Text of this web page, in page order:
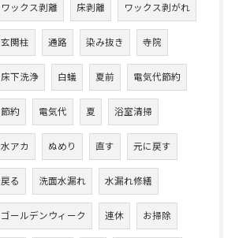
ワックス剥離 床剥離 ワックス剥がれ
玄関柱 通路 染み抜き 寺院
床下洗浄 白蟻 夏前 電気代節約
節約 電気代 夏 浴室清掃
水アカ ぬめり 直す 元に戻す
戻る 洗面水漏れ 水漏れ修繕
ゴールデンウィーク 連休 お掃除